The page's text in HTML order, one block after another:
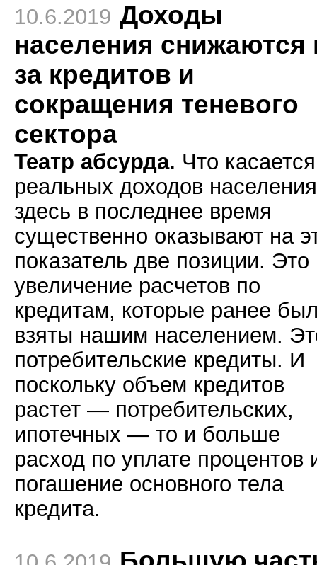
10.6.2019 Доходы
населения снижаются
за кредитов и
сокращения теневого
сектора
Театр абсурда. Что касается
реальных доходов
здесь в последнее время
существенно оказывают на
показатель две позиции. Это
увеличение расчетов по
кредитам, которые ранее
взяты нашим населением.
потребительские кредиты. И
поскольку объем кредитов
растет — потребительских,
ипотечных — то и больше
расход по уплате процентов
погашение основного тела
кредита.